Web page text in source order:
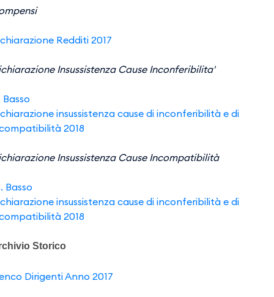
Redditi 2017
Insussistenza Cause Inconferibilita'
Basso
insussistenza cause di inconferibilità e di
2018
Insussistenza Cause Incompatibilità
Basso
insussistenza cause di inconferibilità e di
2018
Storico
Dirigenti Anno 2017